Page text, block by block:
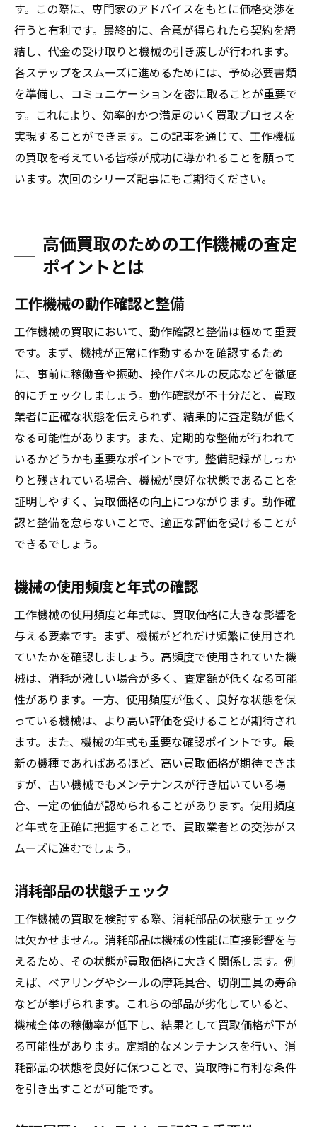
す。この際に、専門家のアドバイスをもとに価格交渉を
行うと有利です。最終的に、合意が得られたら契約を締
結し、代金の受け取りと機械の引き渡しが行われます。
各ステップをスムーズに進めるためには、予め必要書類
を準備し、コミュニケーションを密に取ることが重要で
す。これにより、効率的かつ満足のいく買取プロセスを
実現することができます。この記事を通じて、工作機械
の買取を考えている皆様が成功に導かれることを願って
います。次回のシリーズ記事にもご期待ください。
高価買取のための工作機械の査定
ポイントとは
工作機械の動作確認と整備
工作機械の買取において、動作確認と整備は極めて重要
です。まず、機械が正常に作動するかを確認するため
に、事前に稼働音や振動、操作パネルの反応などを徹底
的にチェックしましょう。動作確認が不十分だと、買取
業者に正確な状態を伝えられず、結果的に査定額が低く
なる可能性があります。また、定期的な整備が行われて
いるかどうかも重要なポイントです。整備記録がしっか
りと残されている場合、機械が良好な状態であることを
証明しやすく、買取価格の向上につながります。動作確
認と整備を怠らないことで、適正な評価を受けることが
できるでしょう。
機械の使用頻度と年式の確認
工作機械の使用頻度と年式は、買取価格に大きな影響を
与える要素です。まず、機械がどれだけ頻繁に使用され
ていたかを確認しましょう。高頻度で使用されていた機
械は、消耗が激しい場合が多く、査定額が低くなる可能
性があります。一方、使用頻度が低く、良好な状態を保
っている機械は、より高い評価を受けることが期待され
ます。また、機械の年式も重要な確認ポイントです。最
新の機種であればあるほど、高い買取価格が期待できま
すが、古い機械でもメンテナンスが行き届いている場
合、一定の価値が認められることがあります。使用頻度
と年式を正確に把握することで、買取業者との交渉がス
ムーズに進むでしょう。
消耗部品の状態チェック
工作機械の買取を検討する際、消耗部品の状態チェック
は欠かせません。消耗部品は機械の性能に直接影響を与
えるため、その状態が買取価格に大きく関係します。例
えば、ベアリングやシールの摩耗具合、切削工具の寿命
などが挙げられます。これらの部品が劣化していると、
機械全体の稼働率が低下し、結果として買取価格が下が
る可能性があります。定期的なメンテナンスを行い、消
耗部品の状態を良好に保つことで、買取時に有利な条件
を引き出すことが可能です。